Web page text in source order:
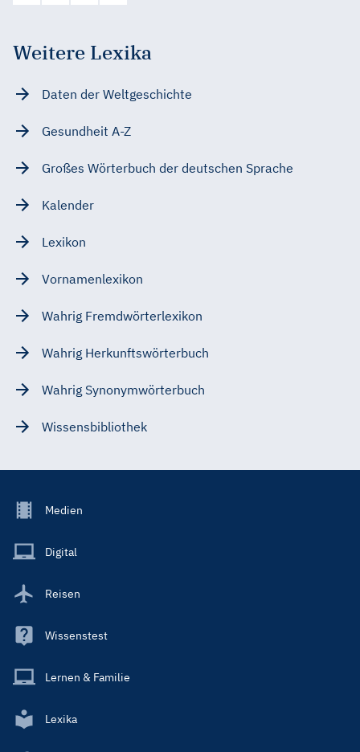
Weitere Lexika
Daten der Weltgeschichte
Gesundheit A-Z
Großes Wörterbuch der deutschen Sprache
Kalender
Lexikon
Vornamenlexikon
Wahrig Fremdwörterlexikon
Wahrig Herkunftswörterbuch
Wahrig Synonymwörterbuch
Wissensbibliothek
Footer
Main
Medien
Digital
Reisen
Wissenstest
Lernen & Familie
Lexika